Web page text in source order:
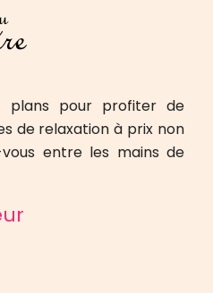
plans pour profiter de
de relaxation à prix non
vous entre les mains de